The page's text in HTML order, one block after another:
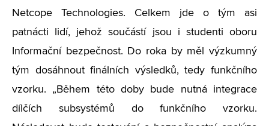
Netcope Technologies. Celkem jde o tým asi
patnácti lidí, jehož součástí jsou i studenti oboru
Informační bezpečnost. Do roka by měl výzkumný
tým dosáhnout finálních výsledků, tedy funkčního
vzorku. „Během této doby bude nutná integrace
dílčích subsystémů do funkčního vzorku.